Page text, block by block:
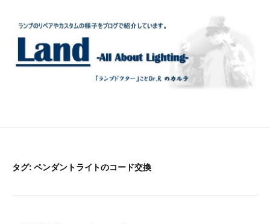
タグ:ペンダントライトのコード交換